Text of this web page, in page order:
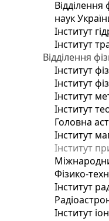
Відділення
наук
Інститут
Інститут
Відділення
Інститут
Інститут
Інститут
Інститут
Головна
Інститут
Інститут
Фізико-
Інститут
Інститут